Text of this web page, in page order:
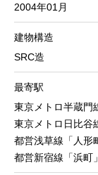
2004年01月
建物構造
SRC造
最寄駅
東京メトロ半蔵
東京メトロ日比
都営浅草線「人
都営新宿線「浜